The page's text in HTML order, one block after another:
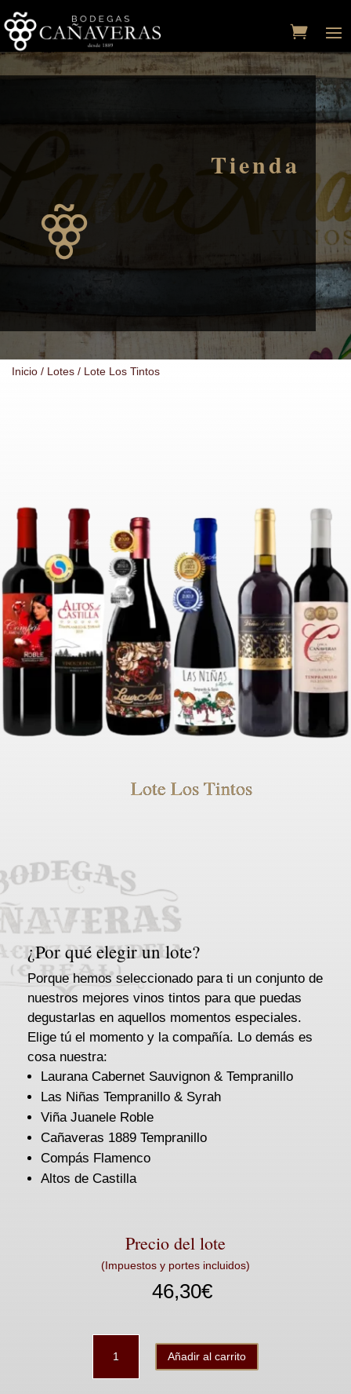
Tienda
Inicio / Lotes / Lote Los Tintos
Lote Los Tintos
¿Por qué elegir un lote?
Porque hemos seleccionado para ti un conjunto de
nuestros mejores vinos tintos para que puedas
degustarlas en aquellos momentos especiales.
Elige tú el momento y la compañía. Lo demás es
cosa nuestra:
Laurana Cabernet Sauvignon & Tempranillo
Las Niñas Tempranillo & Syrah
Viña Juanele Roble
Cañaveras 1889 Tempranillo
Compás Flamenco
Altos de Castilla
Precio del lote
(Impuestos y portes incluidos)
46,30€
Tintos
Añadir al carrito